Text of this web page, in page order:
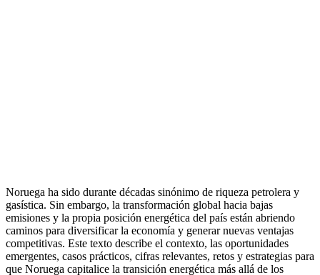
Noruega ha sido durante décadas sinónimo de riqueza petrolera y
gasística. Sin embargo, la transformación global hacia bajas
emisiones y la propia posición energética del país están abriendo
caminos para diversificar la economía y generar nuevas ventajas
competitivas. Este texto describe el contexto, las oportunidades
emergentes, casos prácticos, cifras relevantes, retos y estrategias para
que Noruega capitalice la transición energética más allá de los